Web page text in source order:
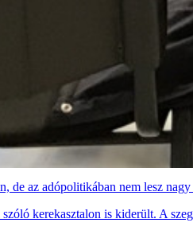
de az adópolitikában nem lesz
kerekasztalon is kiderült. A